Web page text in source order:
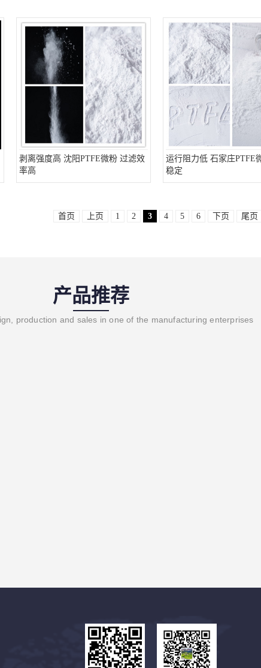
剥离强度高 沈阳PTFE微粉 过滤效
率高
运行阻力低 石家庄PTFE
稳定
首页 上页 1 2 3 4 5 6 下页 尾页
产品推荐
production and sales in one of the manufacturing enterprises